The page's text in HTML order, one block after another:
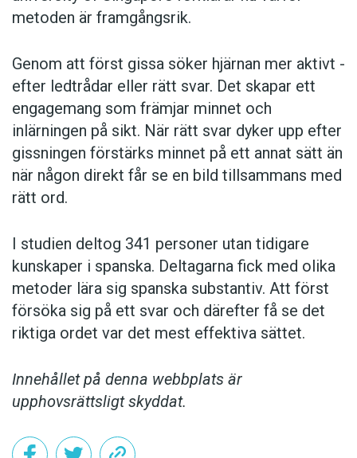
metoden är framgångsrik.
Genom att först gissa ­söker hjärnan mer aktivt ­
efter ledtrådar eller rätt svar. Det skapar ett
engagemang som främjar minnet och
inlärningen på sikt. När rätt svar dyker upp efter
gissningen förstärks minnet på ett annat sätt än
när någon direkt får se en bild tillsammans med
rätt ord.
I studien deltog 341 personer utan tidigare
kunskaper i spanska. Deltagarna fick med olika
metoder lära sig spanska substantiv. Att först
försöka sig på ett svar och därefter få se det
riktiga ordet var det mest effektiva sättet.
Innehållet på denna webbplats är
upphovsrättsligt skyddat.